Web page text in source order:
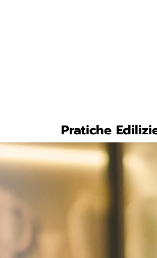
Pratiche